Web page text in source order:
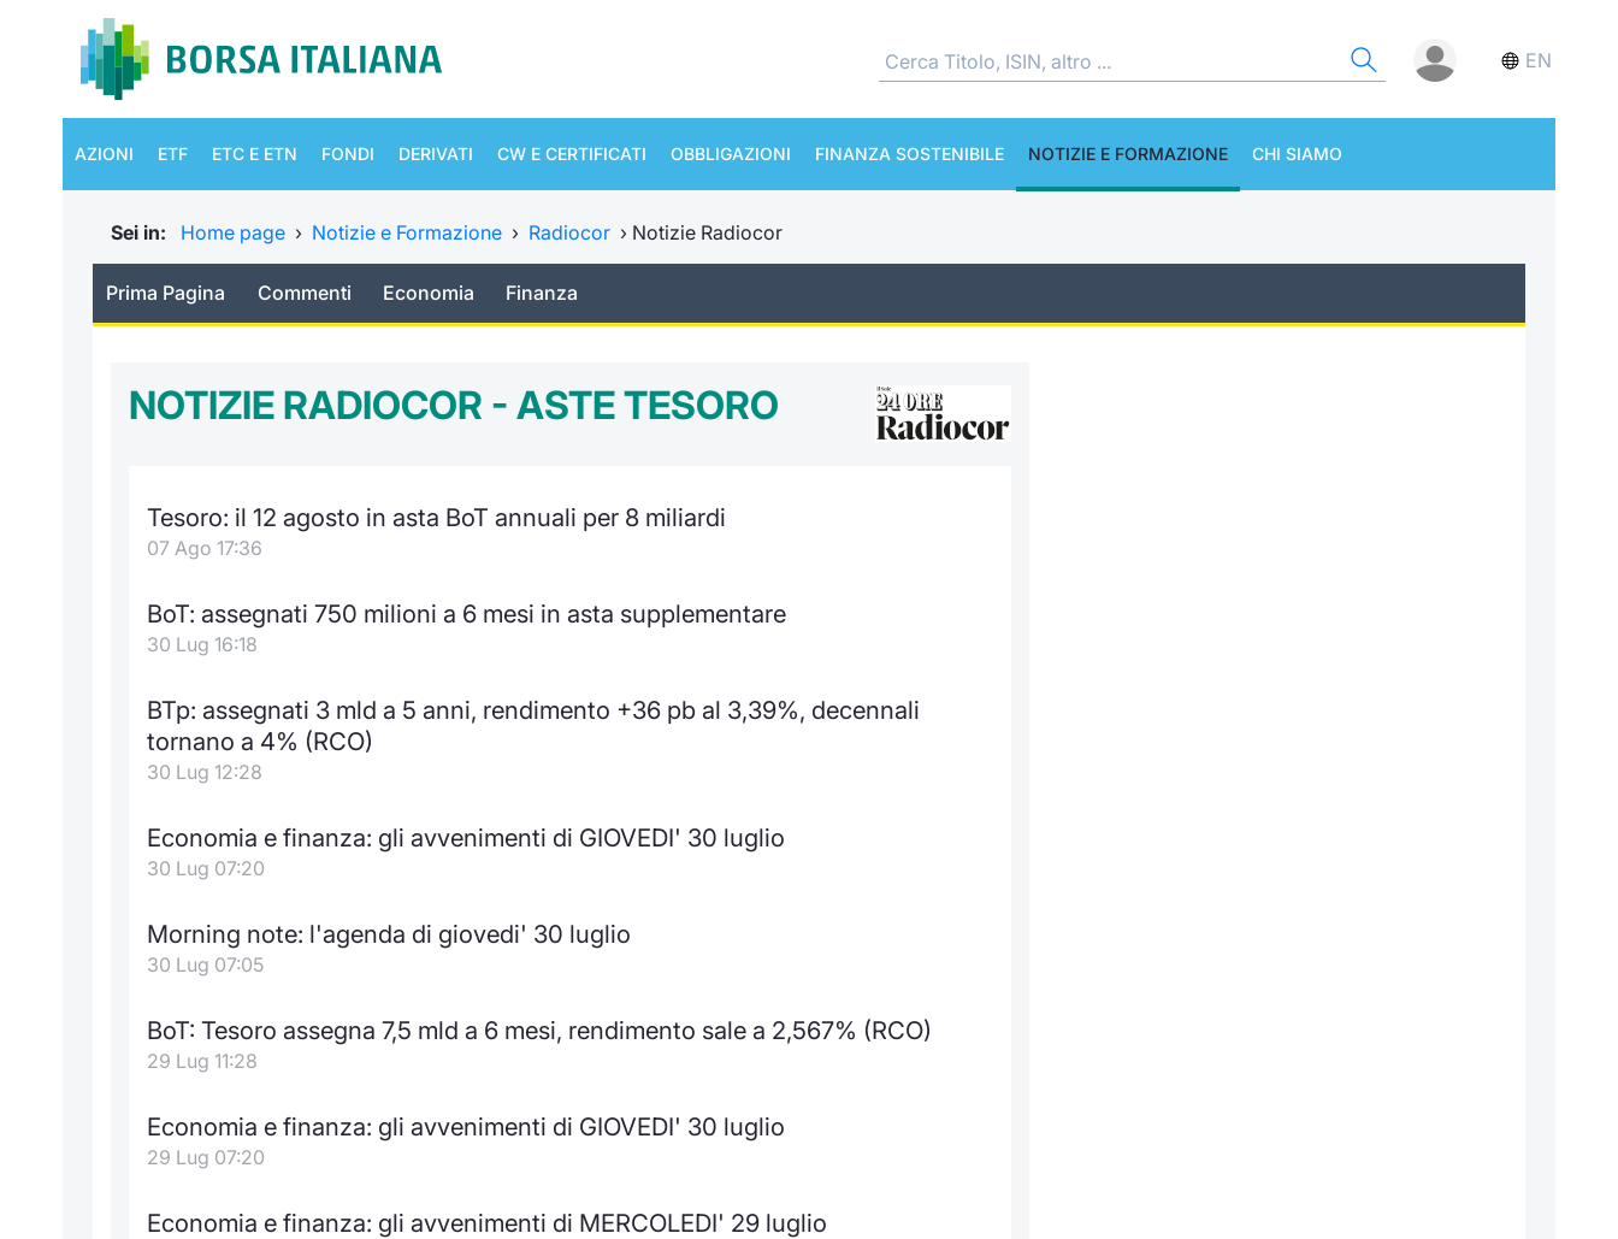
EN
AZIONI ETF ETC E ETN FONDI DERIVATI CW E CERTIFICATI OBBLIGAZIONI FINANZA SOSTENIBILE NOTIZIE E FORMAZIONE CHI SIAMO
Sei in: Home page › Notizie e Formazione › Radiocor › Notizie Radiocor
Prima Pagina Commenti Economia Finanza
NOTIZIE RADIOCOR - ASTE TESORO
Tesoro: il 12 agosto in asta BoT annuali per 8 miliardi
07 Ago 17:36
BoT: assegnati 750 milioni a 6 mesi in asta supplementare
30 Lug 16:18
BTp: assegnati 3 mld a 5 anni, rendimento +36 pb al 3,39%, decennali
tornano a 4% (RCO)
30 Lug 12:28
Economia e finanza: gli avvenimenti di GIOVEDI' 30 luglio
30 Lug 07:20
Morning note: l'agenda di giovedi' 30 luglio
30 Lug 07:05
BoT: Tesoro assegna 7,5 mld a 6 mesi, rendimento sale a 2,567% (RCO)
29 Lug 11:28
Economia e finanza: gli avvenimenti di GIOVEDI' 30 luglio
29 Lug 07:20
Economia e finanza: gli avvenimenti di MERCOLEDI' 29 luglio